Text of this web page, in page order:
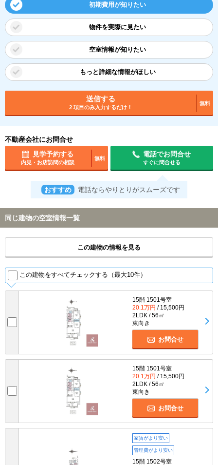
初期費用が知りたい
物件を実際に見たい
空室情報が知りたい
もっと詳細な情報がほしい
送信する
2 項目のみ入力するだけ！
無料
不動産会社にお問合せ
見学予約する
内見・お店訪問の相談
無料
電話でお問合せ
すぐに問合せる
おすすめ 電話ならやりとりがスムーズです
同じ建物の空室情報一覧
この建物の情報を見る
この建物をすべてチェックする（最大10件）
15階 1501号室
20.1万円 / 15,500円
2LDK / 56㎡
東向き
お問合せ
15階 1501号室
20.1万円 / 15,500円
2LDK / 56㎡
東向き
お問合せ
家賃がより安い
管理費がより安い
15階 1502号室